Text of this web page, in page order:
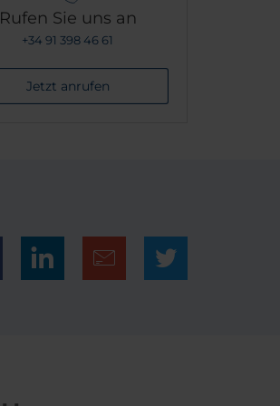
Rufen Sie uns an
+34 91 398 46 61
Jetzt anrufen